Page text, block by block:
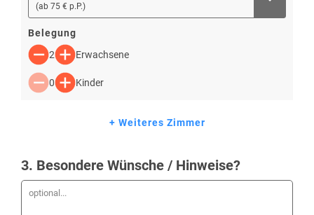
(ab 75 € p.P.)
Belegung
2
Erwachsene
0 Kinder
+ Weiteres Zimmer
3. Besondere Wünsche / Hinweise?